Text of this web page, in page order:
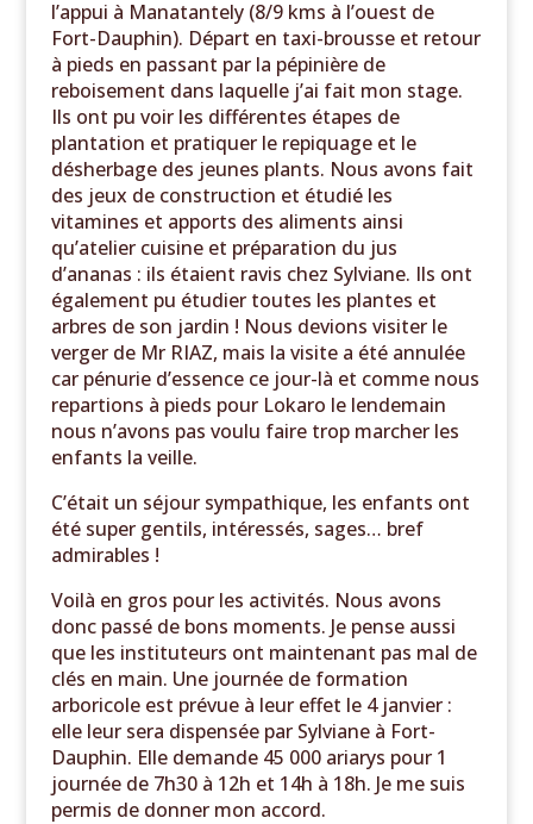
l’appui à Manatantely (8/9 kms à l’ouest de
Fort-Dauphin). Départ en taxi-brousse et retour
à pieds en passant par la pépinière de
reboisement dans laquelle j’ai fait mon stage.
Ils ont pu voir les différentes étapes de
plantation et pratiquer le repiquage et le
désherbage des jeunes plants. Nous avons fait
des jeux de construction et étudié les
vitamines et apports des aliments ainsi
qu’atelier cuisine et préparation du jus
d’ananas : ils étaient ravis chez Sylviane. Ils ont
également pu étudier toutes les plantes et
arbres de son jardin ! Nous devions visiter le
verger de Mr RIAZ, mais la visite a été annulée
car pénurie d’essence ce jour-là et comme nous
repartions à pieds pour Lokaro le lendemain
nous n’avons pas voulu faire trop marcher les
enfants la veille.
C’était un séjour sympathique, les enfants ont
été super gentils, intéressés, sages… bref
admirables !
Voilà en gros pour les activités. Nous avons
donc passé de bons moments. Je pense aussi
que les instituteurs ont maintenant pas mal de
clés en main. Une journée de formation
arboricole est prévue à leur effet le 4 janvier :
elle leur sera dispensée par Sylviane à Fort-
Dauphin. Elle demande 45 000 ariarys pour 1
journée de 7h30 à 12h et 14h à 18h. Je me suis
permis de donner mon accord.